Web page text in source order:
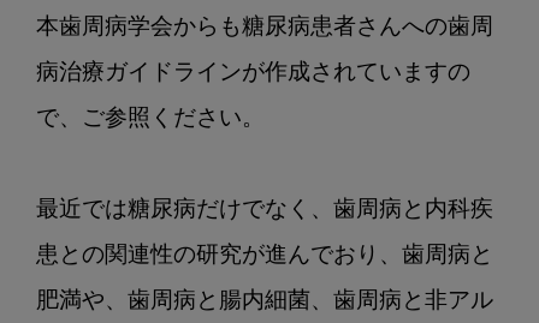
本歯周病学会からも糖尿病患者さんへの歯周
病治療ガイドラインが作成されていますの
で、ご参照ください。
最近では糖尿病だけでなく、歯周病と内科疾
患との関連性の研究が進んでおり、歯周病と
肥満や、歯周病と腸内細菌、歯周病と非アル